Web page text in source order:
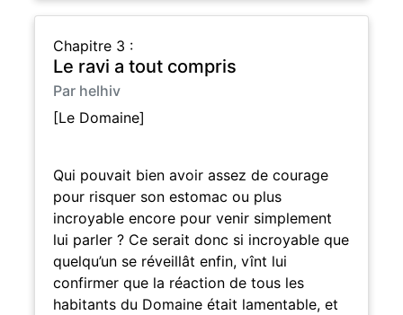
Chapitre 3 :
Le ravi a tout compris
Par helhiv
[Le Domaine]
Qui pouvait bien avoir assez de courage
pour risquer son estomac ou plus
incroyable encore pour venir simplement
lui parler ? Ce serait donc si incroyable que
quelqu’un se réveillât enfin, vînt lui
confirmer que la réaction de tous les
habitants du Domaine était lamentable, et